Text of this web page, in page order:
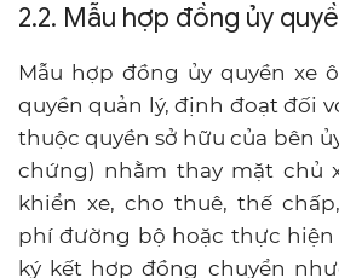
2.2. Mẫu hợp đồng ủy
Mẫu hợp đồng ủy quyền xe
quyền quản lý, định đoạt đối
thuộc quyền sở hữu của bên
chứng) nhằm thay mặt chủ
khiển xe, cho thuê, thế
phí đường bộ hoặc thực
ký kết hợp đồng chuyển